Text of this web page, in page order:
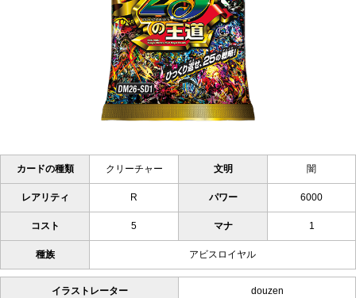
カードの種類 クリーチャー 文明 闇
レアリティ R パワー 6000
コスト 5 マナ 1
種族 アビスロイヤル
イラストレーター douzen